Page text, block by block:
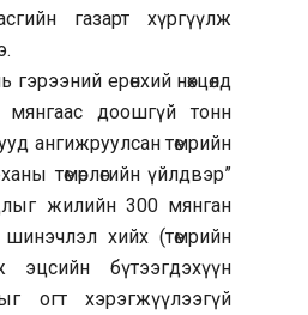
газарт хүргүүлж
ерөнхий нөхцөлд
доошгүй тонн
ангижруулсан төмрийн
төмөрлөгийн үйлдвэр”
жилийн 300 мянган
шинэчлэл хийх (төмрийн
эцсийн бүтээгдэхүүн
огт хэрэгжүүлээгүй